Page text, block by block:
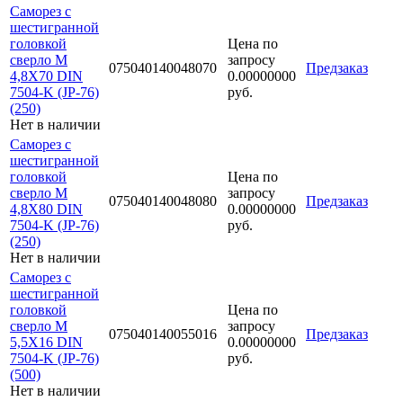
Саморез с
шестигранной
головкой
сверло М
4,8Х70 DIN
7504-K (JP-76)
(250)
Нет в наличии
075040140048070
Цена по
запросу
0.00000000
руб.
Предзаказ
Саморез с
шестигранной
головкой
сверло М
4,8Х80 DIN
7504-K (JP-76)
(250)
Нет в наличии
075040140048080
Цена по
запросу
0.00000000
руб.
Предзаказ
Саморез с
шестигранной
головкой
сверло М
5,5Х16 DIN
7504-K (JP-76)
(500)
Нет в наличии
075040140055016
Цена по
запросу
0.00000000
руб.
Предзаказ